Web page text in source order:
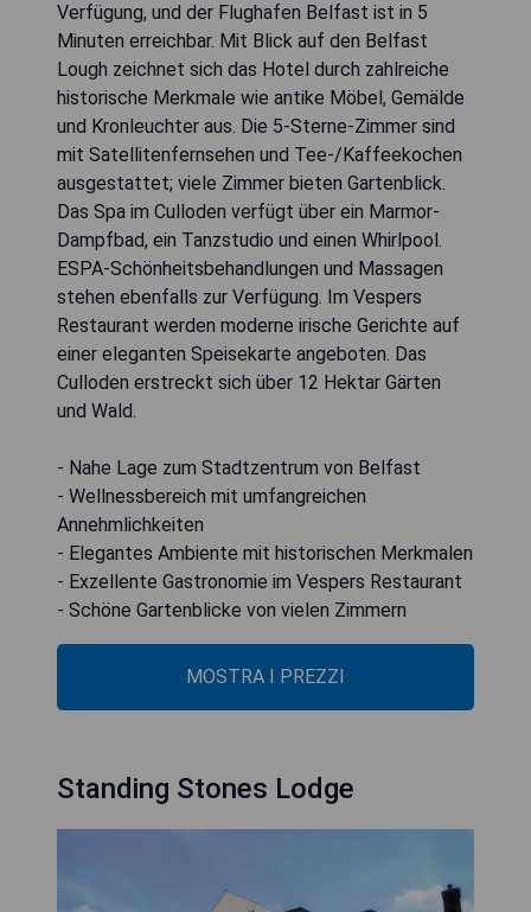
Verfügung, und der Flughafen Belfast ist in 5
Minuten erreichbar. Mit Blick auf den Belfast
Lough zeichnet sich das Hotel durch zahlreiche
historische Merkmale wie antike Möbel, Gemälde
und Kronleuchter aus. Die 5-Sterne-Zimmer sind
mit Satellitenfernsehen und Tee-/Kaffeekochen
ausgestattet; viele Zimmer bieten Gartenblick.
Das Spa im Culloden verfügt über ein Marmor-
Dampfbad, ein Tanzstudio und einen Whirlpool.
ESPA-Schönheitsbehandlungen und Massagen
stehen ebenfalls zur Verfügung. Im Vespers
Restaurant werden moderne irische Gerichte auf
einer eleganten Speisekarte angeboten. Das
Culloden erstreckt sich über 12 Hektar Gärten
und Wald.
- Nahe Lage zum Stadtzentrum von Belfast
- Wellnessbereich mit umfangreichen
Annehmlichkeiten
- Elegantes Ambiente mit historischen Merkmalen
- Exzellente Gastronomie im Vespers Restaurant
- Schöne Gartenblicke von vielen Zimmern
MOSTRA I PREZZI
Standing Stones Lodge